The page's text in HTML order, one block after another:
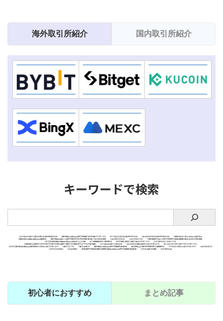
ステーキン
からわかり
ステーキ
介している
貨取引所を5社紹介します。 この記事
からわかること そもそもステーキン
ング目的での銘柄選びのポイント G
...
ーからの評
ト・デメリ
海外取引所紹介 国内取引所紹介
キーワードで検索
仮想通貨取引所 ステーキング銘柄 海外取引所 国内取引所 L1チェーン
L2チェーン ステーキング【DeFi】 Brave Bitget レンディング【国内】
モジュラー型BC 犬コイン おすすめ銘柄 投資戦略
ジャンル別おすすめ【国内】 仮想通貨 国内上場銘柄 海外上場銘柄
NFTゲーム関連銘柄 DeFi DEX ステーキング ミームコイン AI関連銘柄 Bybit
Web3 IEO リキッドステーキング MEXC M2E
初心者におすすめ まとめ記事